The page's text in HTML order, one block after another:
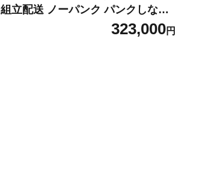
組立配送 ノーパンク パンクしない
パンクレス パンクしない 高齢者 シ
ニア カゴ付き 3輪 安定 通院 買い物
323,000円